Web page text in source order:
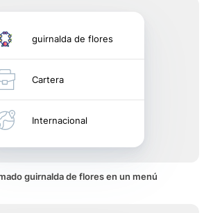
guirnalda de flores
Cartera
Internacional
guirnalda de flores en un menú